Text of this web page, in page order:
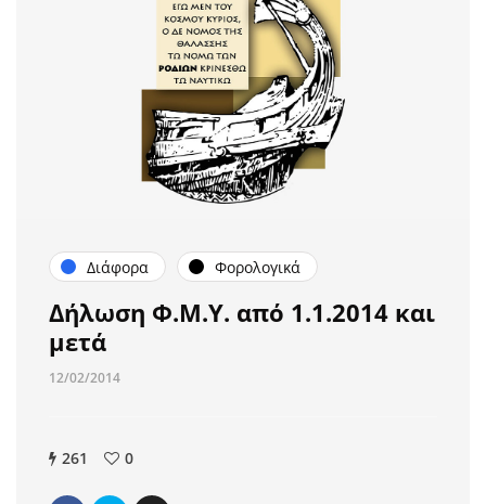
Διάφορα Φορολογικά
Δήλωση Φ.Μ.Υ. από 1.1.2014 και
μετά
12/02/2014
261 0